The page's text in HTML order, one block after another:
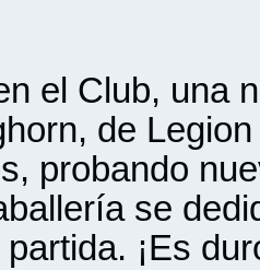
el Club, una
de
probando
se
¡Es